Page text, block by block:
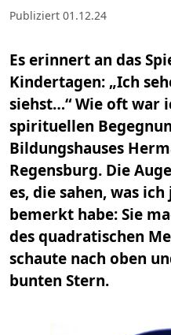
Publiziert 01.12.24
Es erinnert an das
Kindertagen: „Ich
siehst…“ Wie oft war
spirituellen
Bildungshauses
Regensburg. Die
es, die sahen, was
bemerkt habe: Sie
des quadratischen
schaute nach oben
bunten Stern.